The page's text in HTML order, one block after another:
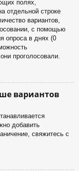
полях,
отдельной строке
вариантов,
с помощью
опроса в днях (0
проголосовали.
вариантов
добавить
свяжитесь с